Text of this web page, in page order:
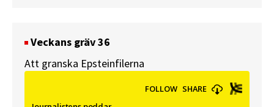
Veckans gräv 36
Att granska Epsteinfilerna